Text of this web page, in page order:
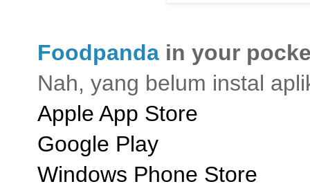
Foodpanda in your
Nah, yang belum instal
Apple App Store
Google Play
Windows Phone Store